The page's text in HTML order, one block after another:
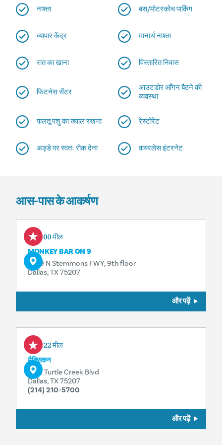
नाश्ता बस/मोटरकोच पार्किंग
व्यापार केंद्र मानार्थ नाश्ता
रात का खाना विस्तारित निवास
फिटनेस सेंटर
आउटडोर आँगन बैठने की
व्यवस्था
पालतू पशु का ख्याल रखना रेस्टोरेंट
अड्डे पर स्वतः रोक देना वायरलेस इंटरनेट
आस-पास के आकर्षण
0.00 मील
MONKEY BAR ON 9
1949 N Stemmons FWY, 9th floor
Dallas, TX 75207
और पढ़ें
0.22 मील
मैक्सिकन
1401 Turtle Creek Blvd
Dallas, TX 75207
(214) 210-5700
और पढ़ें